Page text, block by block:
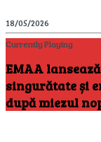
18/05/2026
Currently Playing
EMAA
singurătate și
după miezul